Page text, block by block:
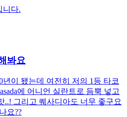
니다.
봐요
이 됐는데 여전히 저의 1등 타코
에 어니언 실란트로 듬뿍 넣고
..! 그리고 퀘사디아도 너무 좋구요
요??